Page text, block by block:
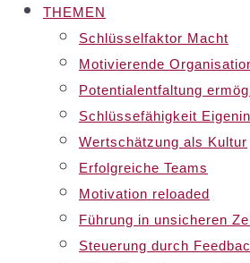
THEMEN
Schlüsselfaktor Macht
Motivierende
Potentialentfaltung
Schlüssefähigkeit
Wertschätzung als Kultur
Erfolgreiche Teams
Motivation reloaded
Führung in unsicheren
Steuerung durch